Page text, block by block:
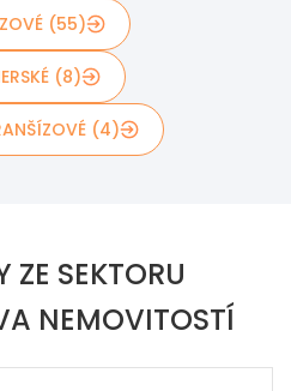
(55)
(8)
(4)
ZE SEKTORU
NEMOVITOSTÍ